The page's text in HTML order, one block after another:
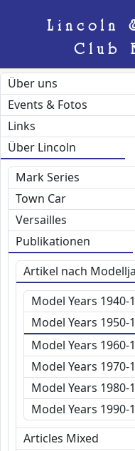
Lincoln
Club
Über uns
Events & Fotos
Links
Über Lincoln
Mark Series
Town Car
Versailles
Publikationen
Artikel nach
Model Years 1940-
Model Years 1950-
Model Years 1960-
Model Years 1970-
Model Years 1980-
Model Years 1990-
Articles Mixed